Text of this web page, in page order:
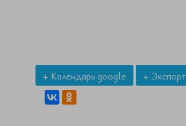
+ Календарь google
+